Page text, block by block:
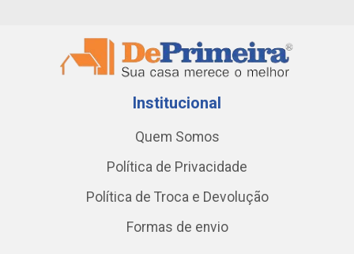
Institucional
Quem Somos
Política de Privacidade
Política de Troca e Devolução
Formas de envio